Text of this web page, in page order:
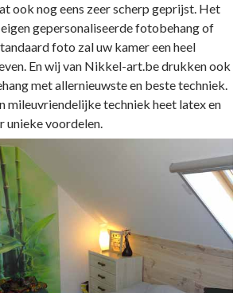
ook nog eens zeer scherp geprijst. Het
gepersonaliseerde fotobehang of
foto zal uw kamer een heel
En wij van Nikkel-art.be drukken ook
met allernieuwste en beste techniek.
mileuvriendelijke techniek heet latex en
unieke voordelen.